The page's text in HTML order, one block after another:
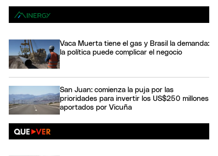
Vaca Muerta tiene el gas y Brasil la demanda:
la política puede complicar el negocio
San Juan: comienza la puja por las
prioridades para invertir los US$250 millones
aportados por Vicuña